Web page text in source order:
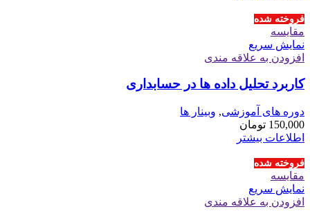
فروخته شده
مقايسه
نمایش سریع
افزودن به علاقه مندی
کاربرد تحلیل داده ها در حسابداری
دوره های آموزشی, وبینار ها
150,000 تومان
اطلاعات بیشتر
فروخته شده
مقايسه
نمایش سریع
افزودن به علاقه مندی